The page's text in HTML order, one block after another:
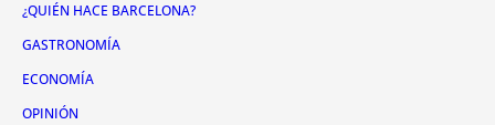
¿QUIÉN HACE BARCELONA?
GASTRONOMÍA
ECONOMÍA
OPINIÓN